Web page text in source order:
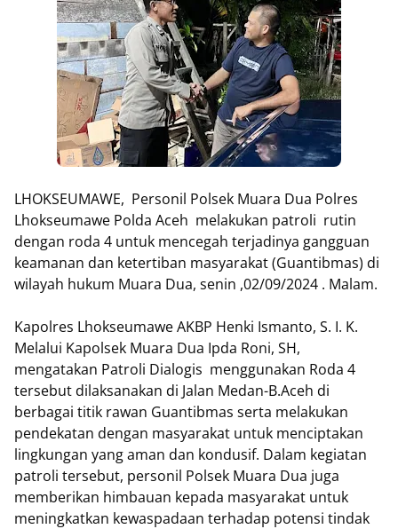
LHOKSEUMAWE, Personil Polsek Muara Dua Polres
Lhokseumawe Polda Aceh melakukan patroli rutin
dengan roda 4 untuk mencegah terjadinya gangguan
keamanan dan ketertiban masyarakat (Guantibmas) di
wilayah hukum Muara Dua, senin ,02/09/2024 . Malam.
Kapolres Lhokseumawe AKBP Henki Ismanto, S. I. K.
Melalui Kapolsek Muara Dua Ipda Roni, SH,
mengatakan Patroli Dialogis menggunakan Roda 4
tersebut dilaksanakan di Jalan Medan-B.Aceh di
berbagai titik rawan Guantibmas serta melakukan
pendekatan dengan masyarakat untuk menciptakan
lingkungan yang aman dan kondusif. Dalam kegiatan
patroli tersebut, personil Polsek Muara Dua juga
memberikan himbauan kepada masyarakat untuk
meningkatkan kewaspadaan terhadap potensi tindak